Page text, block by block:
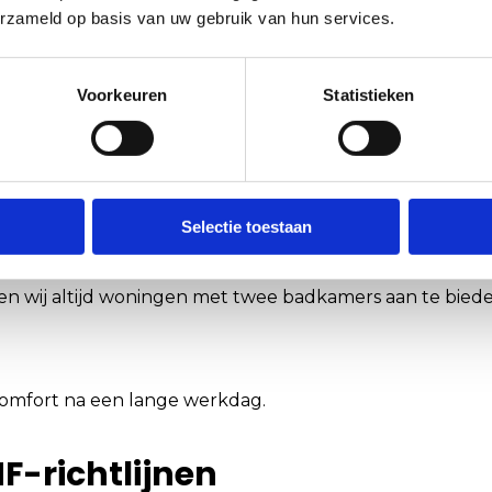
op basis van uw gebruik van hun services.
Voorkeuren Statistieken
Selectie toestaan
markt. Zo hanteren wij standaard:
wij altijd woningen met twee badkamers aan te
na een lange werkdag.
richtlijnen